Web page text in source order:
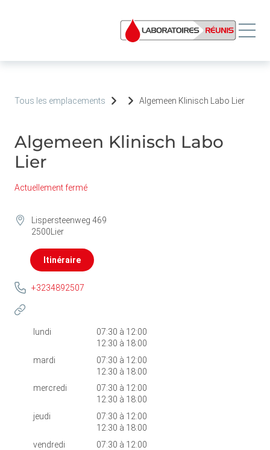
Tous les emplacements Algemeen Klinisch Labo Lier
Algemeen Klinisch Labo
Lier
Actuellement fermé
Lispersteenweg 469
2500 Lier
Itinéraire
+3234892507
lundi 07:30 à 12:00
12:30 à 18:00
mardi
07:30 à 12:00
12:30 à 18:00
mercredi
07:30 à 12:00
12:30 à 18:00
jeudi
07:30 à 12:00
12:30 à 18:00
vendredi
07:30 à 12:00